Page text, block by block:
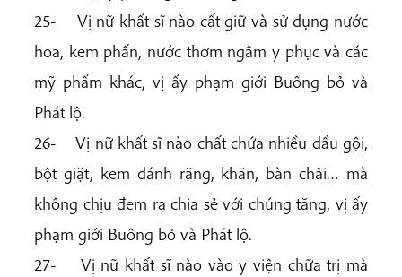
25- Vị nữ khất sĩ nào cất giữ và sử dụng nước
hoa, kem phấn, nước thơm ngâm y phục và các
mỹ phẩm khác, vị ấy phạm giới Buông bỏ và
Phát lộ.
26- Vị nữ khất sĩ nào chất chứa nhiều dầu gội,
bột giặt, kem đánh răng, khăn, bàn chải… mà
không chịu đem ra chia sẻ với chúng tăng, vị ấy
phạm giới Buông bỏ và Phát lộ.
27- Vị nữ khất sĩ nào vào y viện chữa trị mà